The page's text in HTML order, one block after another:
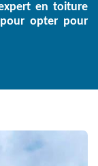
en toiture
opter pour